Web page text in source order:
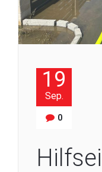
19
Sep.
0